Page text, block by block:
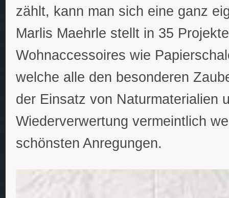
zählt, kann man sich eine ganz
Marlis Maehrle stellt in 35
Wohnaccessoires wie
welche alle den besonderen
der Einsatz von Naturmaterialien
Wiederverwertung vermeintlich
schönsten Anregungen.